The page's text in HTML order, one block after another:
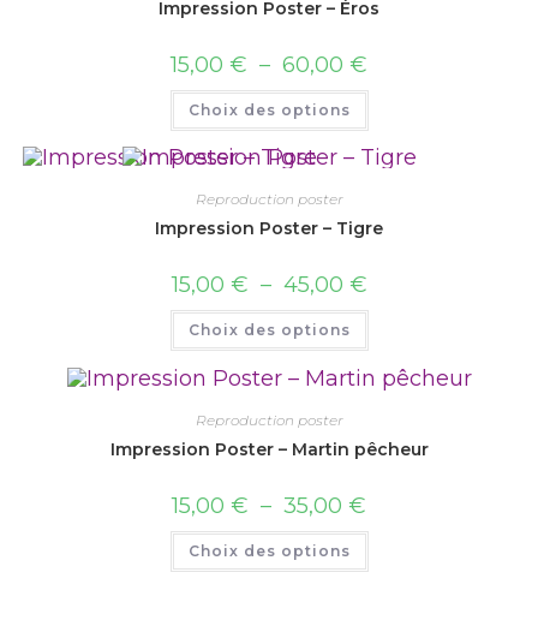
Impression Poster – Éros
15,00 € – 60,00 €
Choix des options
Reproduction poster
Impression Poster – Tigre
15,00 € – 45,00 €
Choix des options
Reproduction poster
Impression Poster – Martin pêcheur
15,00 € – 35,00 €
Choix des options